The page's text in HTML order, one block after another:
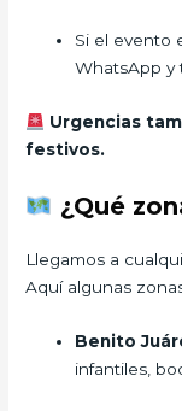
Si el evento
WhatsApp y
Urgencias
festivos.
¿Qué
Llegamos a
Aquí algunas
Benito
infantiles,